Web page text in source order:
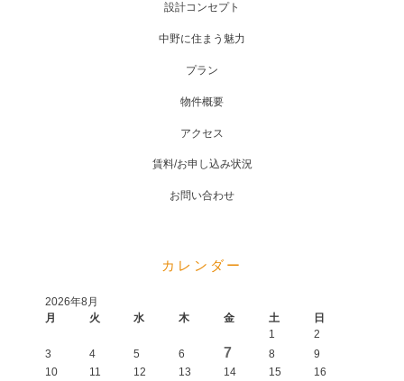
設計コンセプト
中野に住まう魅力
プラン
物件概要
アクセス
賃料/お申し込み状況
お問い合わせ
カレンダー
2026年8月
月
火 水 木 金 土
日
1
2
3
4 5 6 7 8
9
10
11 12 13 14 15 16